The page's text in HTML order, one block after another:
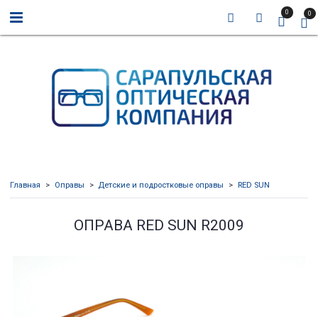
0 0
Главная Оправы Детские и подростковые оправы RED SUN
ОПРАВА RED SUN R2009